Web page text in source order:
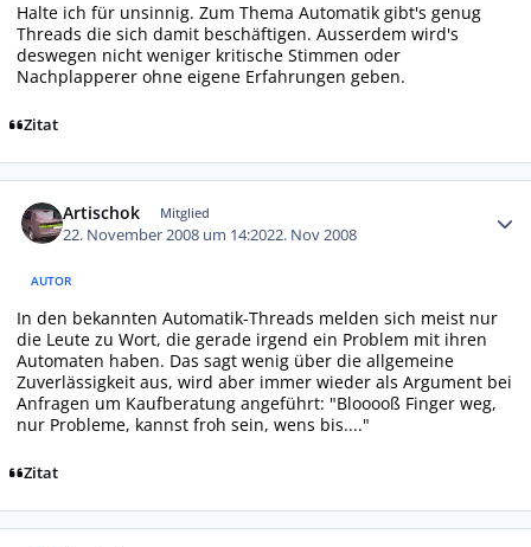
Halte ich für unsinnig. Zum Thema Automatik gibt's genug
Threads die sich damit beschäftigen. Ausserdem wird's
deswegen nicht weniger kritische Stimmen oder
Nachplapperer ohne eigene Erfahrungen geben.
Zitat
Artischok Mitglied
22. November 2008 um 14:2022. Nov 2008
AUTOR
In den bekannten Automatik-Threads melden sich meist nur
die Leute zu Wort, die gerade irgend ein Problem mit ihren
Automaten haben. Das sagt wenig über die allgemeine
Zuverlässigkeit aus, wird aber immer wieder als Argument bei
Anfragen um Kaufberatung angeführt: "Blooooß Finger weg,
nur Probleme, kannst froh sein, wens bis...."
Zitat